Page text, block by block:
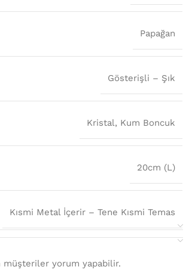
Papağan
Gösterişli – Şık
Kristal, Kum Boncuk
20cm (L)
Kısmi Metal İçerir – Tene Kısmi Temas
müşteriler yorum yapabilir.